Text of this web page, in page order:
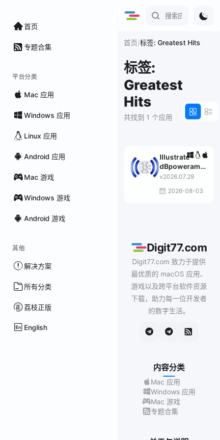
首页
专题合集
平台分类
Mac 应用
Windows 应用
Linux 应用
Android 应用
Mac 游戏
Windows 游戏
Android 游戏
其他
解决方案
所有分类
荔枝正版
English
首页/标签: Greatest Hits
标签:
Greatest
Hits
共找到 1 个应用
Illustrate
dBpoweramp
Asset UPnP
v2026.07.29
2026-08-03
Digit77.com
Digit77.com 致力于提供
最优质的 macOS 应用、
游戏以及跨平台软件资源
下载，助力每一位开发者
的数字生活。
内容分类
Mac 应用
Windows 应用
Mac 游戏
专题合集